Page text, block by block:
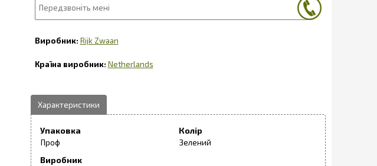
Rijk Zwaan
Netherlands
Упаковка
Проф
Колір
Зелений
Виробник